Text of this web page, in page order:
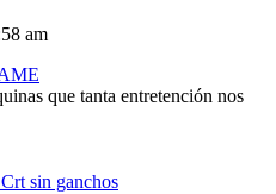
am
que tanta entretención nos
sin ganchos